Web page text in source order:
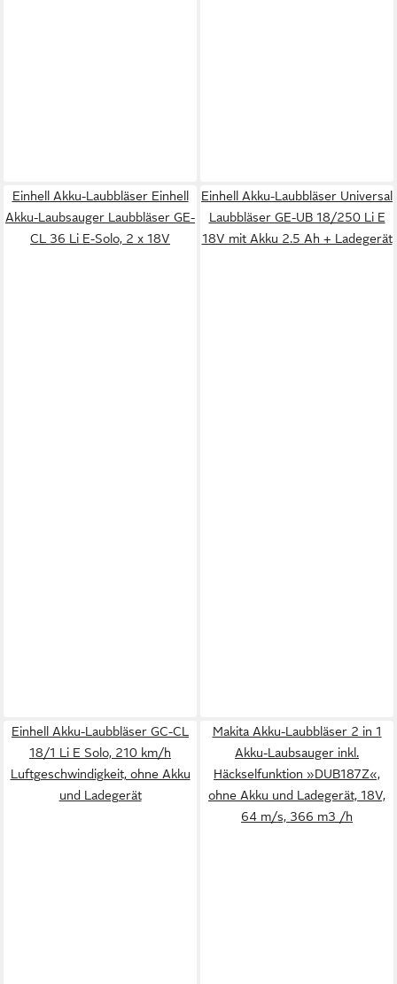
Einhell Akku-Laubbläser Einhell
Akku-Laubsauger Laubbläser GE-
CL 36 Li E-Solo, 2 x 18V
Einhell Akku-Laubbläser Universal
Laubbläser GE-UB 18/250 Li E
18V mit Akku 2.5 Ah + Ladegerät
Einhell Akku-Laubbläser GC-CL
18/1 Li E Solo, 210 km/h
Luftgeschwindigkeit, ohne Akku
und Ladegerät
Makita Akku-Laubbläser 2 in 1
Akku-Laubsauger inkl.
Häckselfunktion »DUB187Z«,
ohne Akku und Ladegerät, 18V,
64 m/s, 366 m3 /h